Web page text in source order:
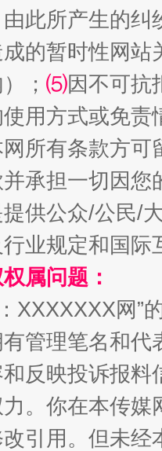
助 “
此所产生的纠
的暂时性网
； ⑸因不可抗
用方式或免责
所有条款方
承担一切因
供公众/公民/
业规定和国
属问题：
XXXXXXX网”
管理笔名和
反映投诉报
。你在本传
引用。但未